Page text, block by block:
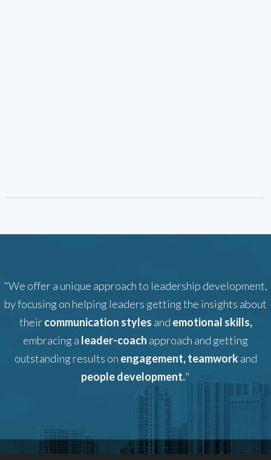
"We offer a unique approach to leadership development,
by focusing on helping leaders getting the insights about
theircommunication styles and emotional skills,
embracing a leader-coach approach and getting
outstanding results on engagement, teamworkand
people development."